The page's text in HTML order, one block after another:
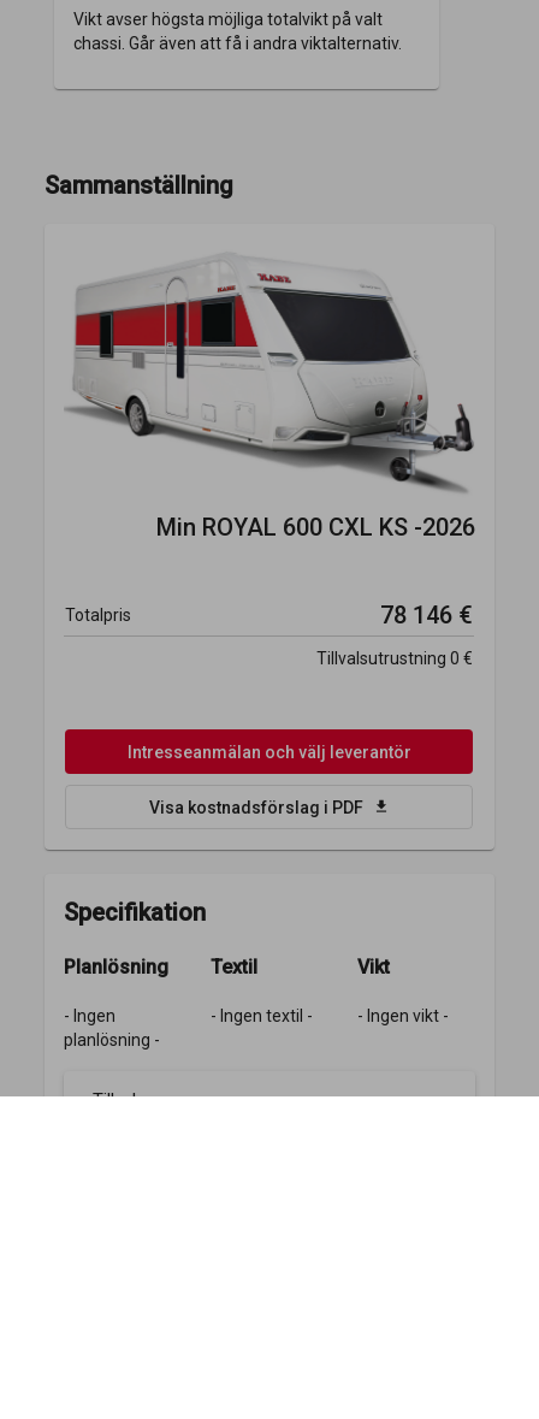
Vikt avser högsta möjliga totalvikt på valt
chassi. Går även att få i andra viktalternativ.
Sammanställning
Min ROYAL 600 CXL KS -2026
Totalpris 78 146 €
Tillvalsutrustning 0 €
Intresseanmälan och välj leverantör
Visa kostnadsförslag i PDF download
Specifikation
Planlösning
- Ingen
planlösning -
Textil
- Ingen textil -
Vikt
- Ingen vikt -
Tillval